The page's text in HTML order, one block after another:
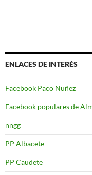
ENLACES DE INTERÉS
Facebook Paco Nuñez
Facebook populares de
nngg
PP Albacete
PP Caudete